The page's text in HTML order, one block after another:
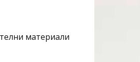
материали